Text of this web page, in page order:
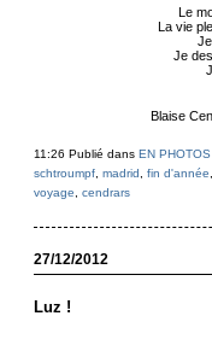
Le
La vie
Je
Blaise
11:26 Publié dans EN PHOTOS
schtroumpf, madrid fin d'année
voyage
cendrars
27/12/2012
Luz !